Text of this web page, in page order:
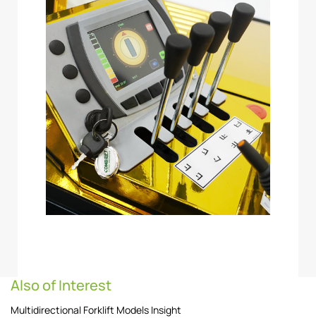
Also of Interest
Multidirectional Forklift Models Insight